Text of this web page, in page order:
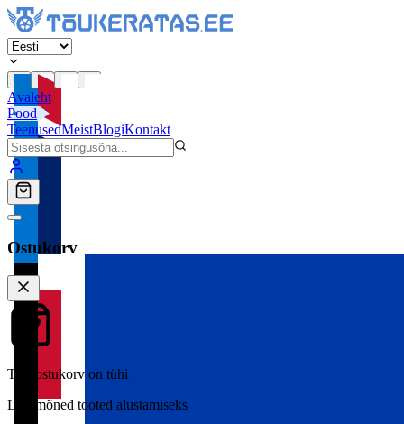
Avaleht
Pood
TeenusedMeistBlogiKontakt
Ostukorv
Teie ostukorv on tühi
Lisa mõned tooted alustamiseks